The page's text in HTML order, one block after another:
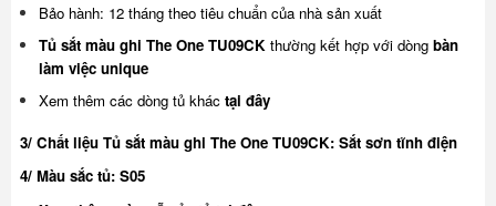
Bảo hành: 12 tháng theo tiêu chuẩn của nhà sản xuất
Tủ sắt màu ghi The One TU09CK thường kết hợp với dòng bàn
làm việc unique
Xem thêm các dòng tủ khác tại đây
3/ Chất liệu Tủ sắt màu ghi The One TU09CK: Sắt sơn tĩnh điện
4/ Màu sắc tủ: S05